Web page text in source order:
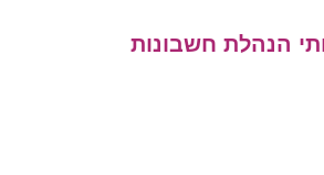
הנהלת חשבונות